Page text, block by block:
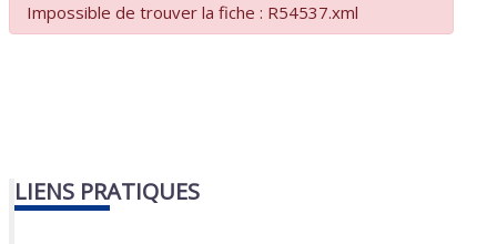
Impossible de trouver la fiche : R54537.xml
LIENS PRATIQUES